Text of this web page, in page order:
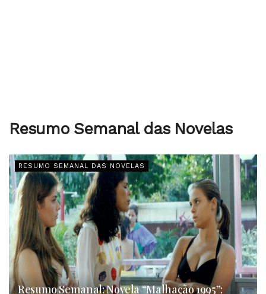
Resumo Semanal das Novelas
RESUMO SEMANAL DAS NOVELAS
Resumo Semanal: Novela “Malhação 1995”: